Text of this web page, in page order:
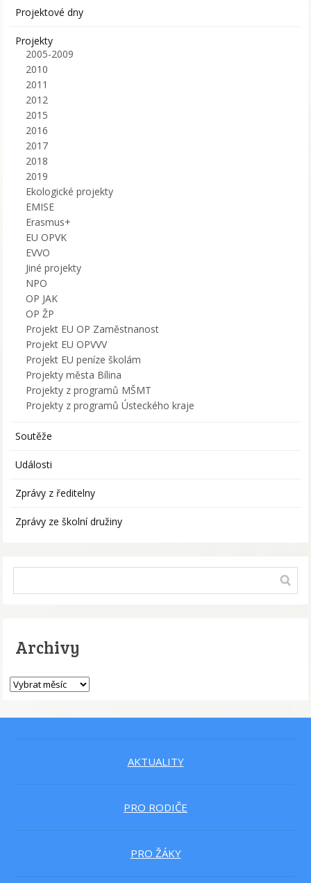
Projektové dny
Projekty
2005-2009
2010
2011
2012
2015
2016
2017
2018
2019
Ekologické projekty
EMISE
Erasmus+
EU OPVK
EVVO
Jiné projekty
NPO
OP JAK
OP ŽP
Projekt EU OP Zaměstnanost
Projekt EU OPVVV
Projekt EU peníze školám
Projekty města Bílina
Projekty z programů MŠMT
Projekty z programů Ústeckého kraje
Soutěže
Události
Zprávy z ředitelny
Zprávy ze školní družiny
Archivy
AKTUALITY
PRO RODIČE
PRO ŽÁKY